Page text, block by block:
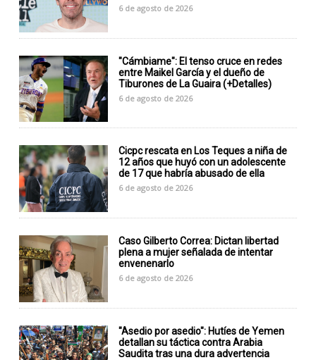
6 de agosto de 2026
"Cámbiame": El tenso cruce en redes
entre Maikel García y el dueño de
Tiburones de La Guaira (+Detalles)
6 de agosto de 2026
Cicpc rescata en Los Teques a niña de
12 años que huyó con un adolescente
de 17 que habría abusado de ella
6 de agosto de 2026
Caso Gilberto Correa: Dictan libertad
plena a mujer señalada de intentar
envenenarlo
6 de agosto de 2026
"Asedio por asedio": Hutíes de Yemen
detallan su táctica contra Arabia
Saudita tras una dura advertencia